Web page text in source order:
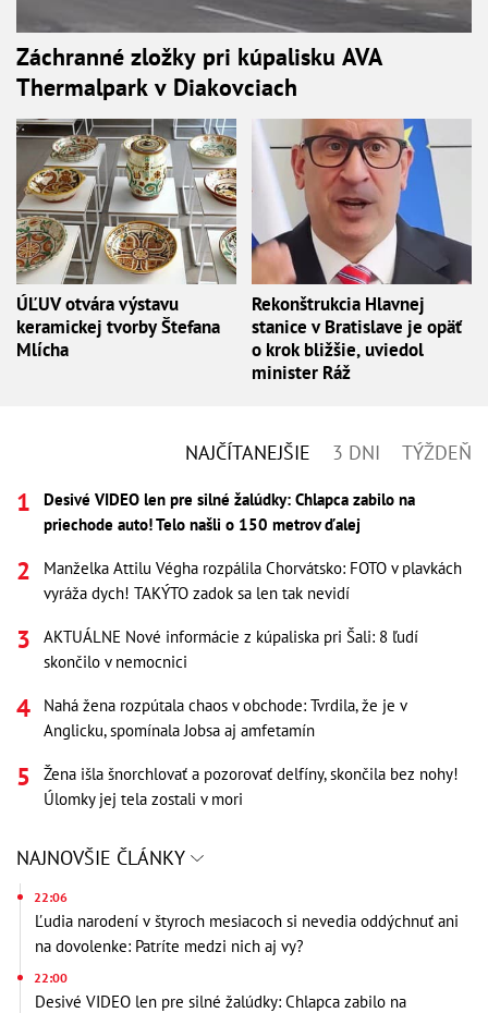
Záchranné zložky pri kúpalisku AVA
Thermalpark v Diakovciach
ÚĽUV otvára výstavu
keramickej tvorby Štefana
Mlícha
Rekonštrukcia Hlavnej
stanice v Bratislave je opäť
o krok bližšie, uviedol
minister Ráž
NAJČÍTANEJŠIE 3 DNI TÝŽDEŇ
Desivé VIDEO len pre silné žalúdky: Chlapca zabilo na
priechode auto! Telo našli o 150 metrov ďalej
Manželka Attilu Végha rozpálila Chorvátsko: FOTO v plavkách
vyráža dych! TAKÝTO zadok sa len tak nevidí
AKTUÁLNE Nové informácie z kúpaliska pri Šali: 8 ľudí
skončilo v nemocnici
Nahá žena rozpútala chaos v obchode: Tvrdila, že je v
Anglicku, spomínala Jobsa aj amfetamín
Žena išla šnorchlovať a pozorovať delfíny, skončila bez nohy!
Úlomky jej tela zostali v mori
NAJNOVŠIE ČLÁNKY
22:06
Ľudia narodení v štyroch mesiacoch si nevedia oddýchnuť ani
na dovolenke: Patríte medzi nich aj vy?
22:00
Desivé VIDEO len pre silné žalúdky: Chlapca zabilo na